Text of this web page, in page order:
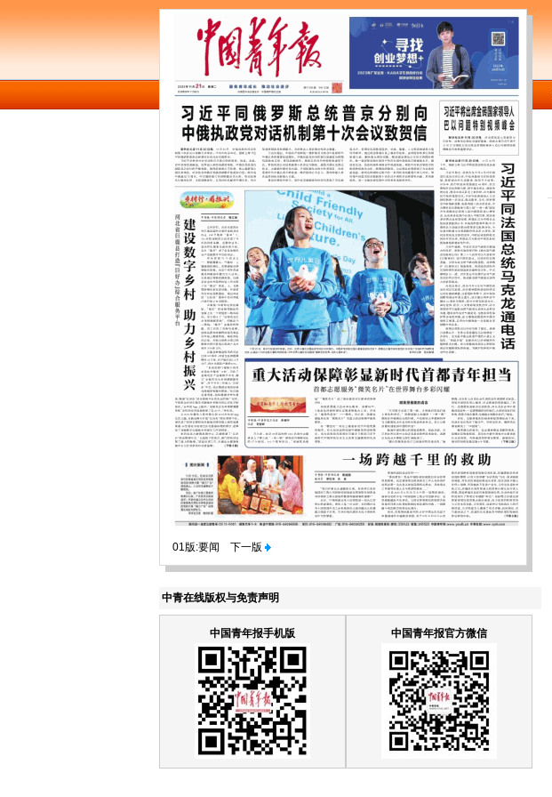
01版:要闻 下一版
中青在线版权与免责声明
中国青年报手机版 中国青年报官方微信